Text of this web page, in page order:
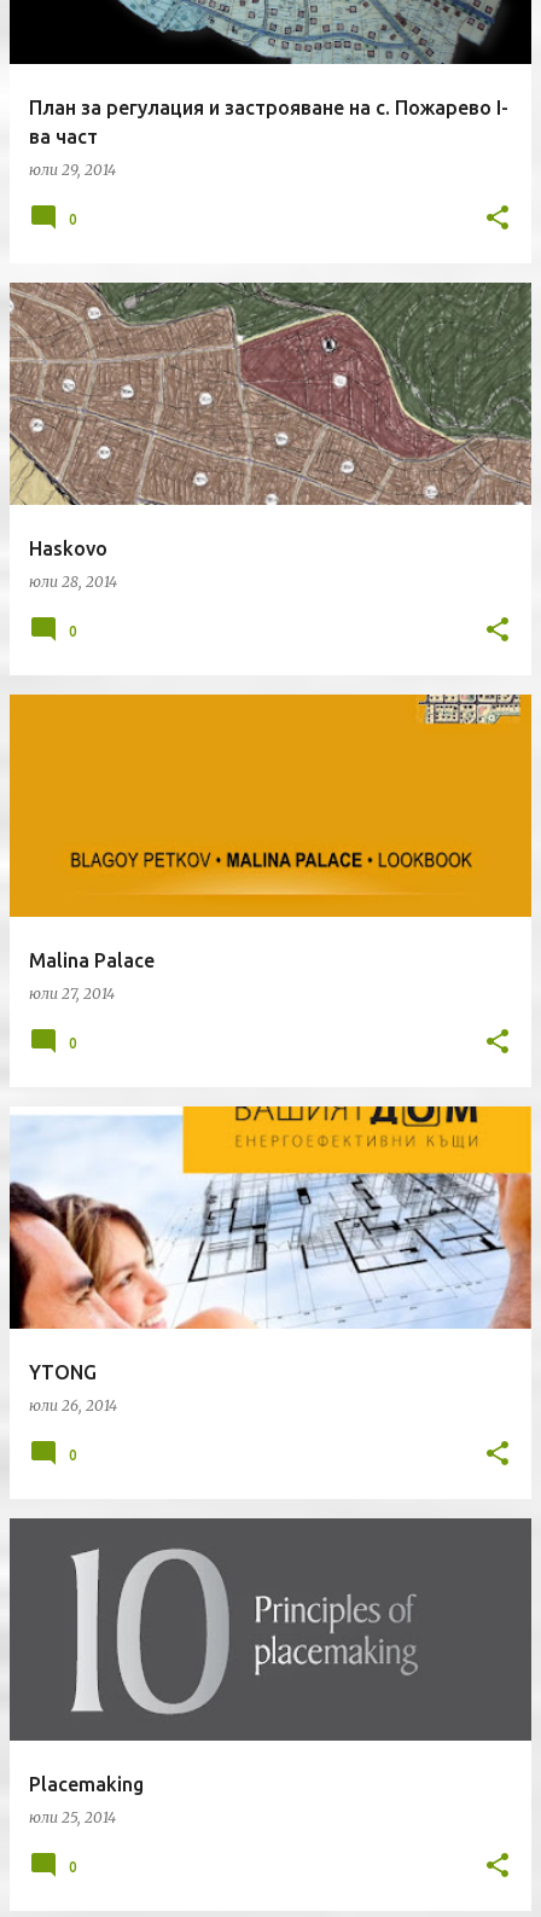
План за регулация и застрояване на с. Пожарево I-
ва част
юли 29, 2014
0
Haskovo
юли 28, 2014
0
Malina Palace
юли 27, 2014
0
YTONG
юли 26, 2014
0
Placemaking
юли 25, 2014
0